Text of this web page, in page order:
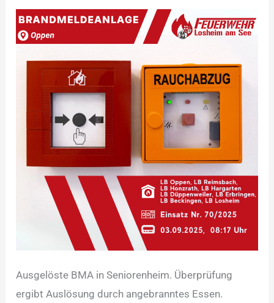
Ausgelöste BMA in Seniorenheim. Überprüfung
ergibt Auslösung durch angebranntes Essen.
Brandmeldeanlage